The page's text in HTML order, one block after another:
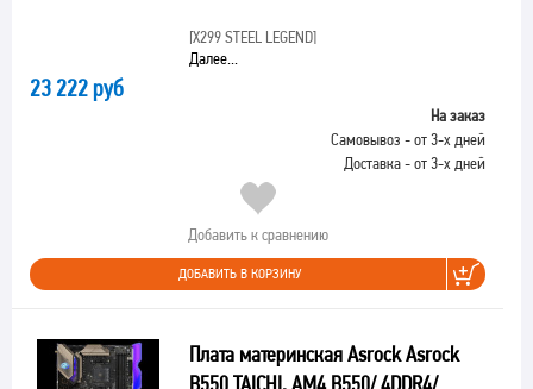
[X299 STEEL LEGEND]
Далее...
23 222 руб
На заказ
Самовывоз - от 3-х дней
Доставка - от 3-х дней
Добавить к сравнению
ДОБАВИТЬ В КОРЗИНУ
Плата материнская Asrock Asrock
B550 TAICHI, AM4 B550/ 4DDR4/